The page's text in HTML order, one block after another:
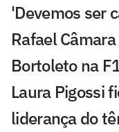
'Devemos ser
Rafael
Bortoleto na
Laura Pigossi
liderança do